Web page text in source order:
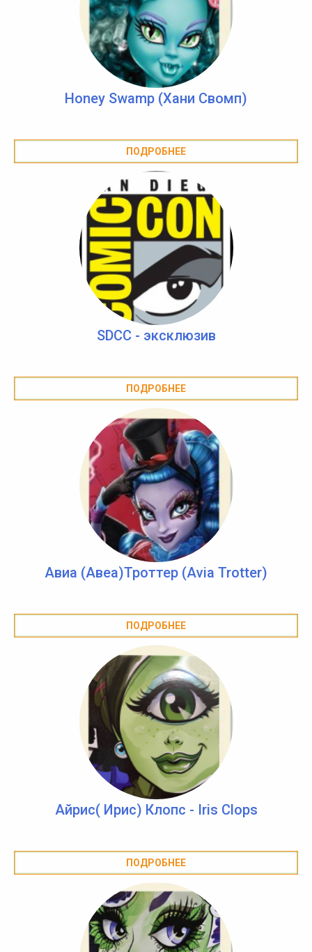
Honey Swamp (Хани Свомп)
ПОДРОБНЕЕ
SDCC - эксклюзив
ПОДРОБНЕЕ
Авиа (Авеа)Троттер (Avia Trotter)
ПОДРОБНЕЕ
Айрис( Ирис) Клопс - Iris Clops
ПОДРОБНЕЕ